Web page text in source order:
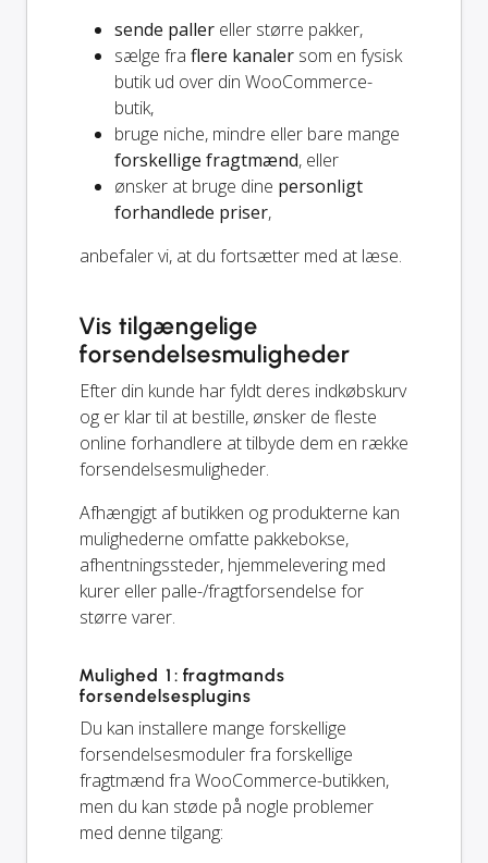
sende paller eller større pakker,
sælge fra flere kanaler som en fysisk
butik ud over din WooCommerce-
butik,
bruge niche, mindre eller bare mange
forskellige fragtmænd, eller
ønsker at bruge dine personligt
forhandlede priser,
anbefaler vi, at du fortsætter med at læse.
Vis tilgængelige
forsendelsesmuligheder
Efter din kunde har fyldt deres indkøbskurv
og er klar til at bestille, ønsker de fleste
online forhandlere at tilbyde dem en række
forsendelsesmuligheder.
Afhængigt af butikken og produkterne kan
mulighederne omfatte pakkebokse,
afhentningssteder, hjemmelevering med
kurer eller palle-/fragtforsendelse for
større varer.
Mulighed 1: fragtmands
forsendelsesplugins
Du kan installere mange forskellige
forsendelsesmoduler fra forskellige
fragtmænd fra WooCommerce-butikken,
men du kan støde på nogle problemer
med denne tilgang: